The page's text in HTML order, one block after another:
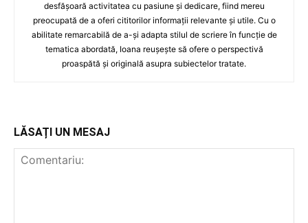
desfășoară activitatea cu pasiune și dedicare, fiind mereu
preocupată de a oferi cititorilor informații relevante și utile. Cu o
abilitate remarcabilă de a-și adapta stilul de scriere în funcție de
tematica abordată, Ioana reușește să ofere o perspectivă
proaspătă și originală asupra subiectelor tratate.
LĂSAȚI UN MESAJ